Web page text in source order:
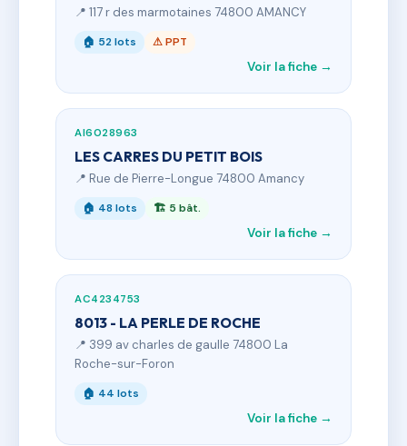
📍 117 r des marmotaines 74800 AMANCY
🏠 52 lots ⚠ PPT
Voir la fiche →
AI6028963
LES CARRES DU PETIT BOIS
📍 Rue de Pierre-Longue 74800 Amancy
🏠 48 lots 🏗 5 bât.
Voir la fiche →
AC4234753
8013 - LA PERLE DE ROCHE
📍 399 av charles de gaulle 74800 La
Roche-sur-Foron
🏠 44 lots
Voir la fiche →